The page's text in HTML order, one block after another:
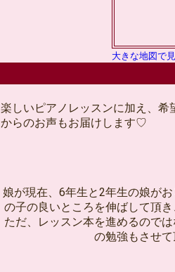
大きな地図で
楽しいピアノレッスンに加え、
からのお声もお届けします♡
娘が現在、6年生と2年生の娘が
の子の良いところを伸ばして頂
ただ、レッスン本を進めるので
の勉強もさせ